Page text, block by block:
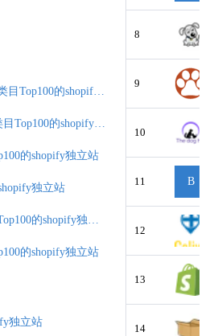
8
9
10
11 B
12
13
14
的shopify独立站
独立站
的shopify独立站
独立站